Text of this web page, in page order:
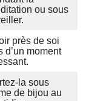
ou sous
près de soi
d’un moment
la sous
de bijou au